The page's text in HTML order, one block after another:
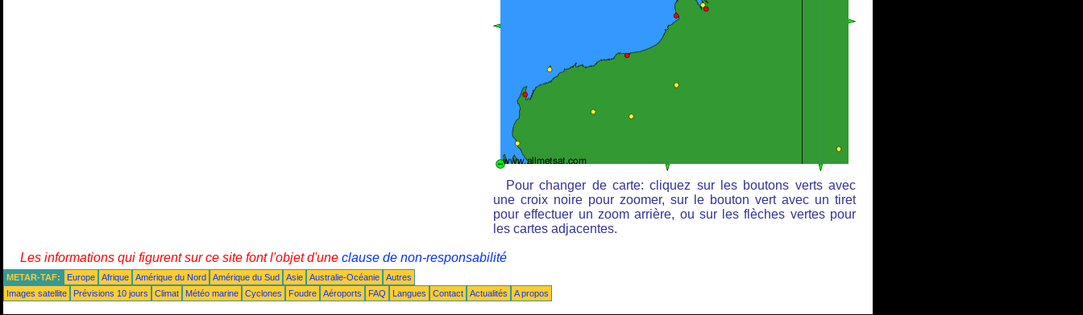
Pour changer de carte: cliquez sur les boutons verts avec
une croix noire pour zoomer, sur le bouton vert avec un tiret
pour effectuer un zoom arrière, ou sur les flèches vertes pour
les cartes adjacentes.
Les informations qui figurent sur ce site font l'objet d'une clause de non-responsabilité
METAR-TAF: Europe Afrique Amérique du Nord Amérique du Sud Asie Australie-Océanie
Autres
Images satellite
Prévisions 10 jours Climat Météo marine Cyclones Foudre Aéroports FAQ Langues Contact Actualités A propos